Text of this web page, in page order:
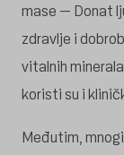
mase – Donat
zdravlje i
vitalnih
koristi su i
Međutim,